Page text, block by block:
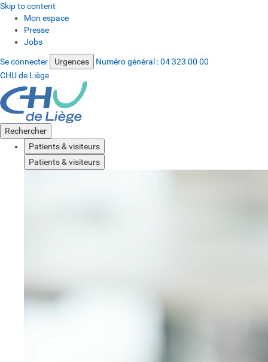
Skip to content
Mon espace
Presse
Jobs
Se connecter Urgences Numéro général :04 323 00 00
CHU de Liège
Rechercher
Patients & visiteurs
Patients & visiteurs